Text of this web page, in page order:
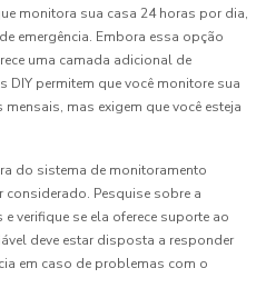
monitora sua casa 24 horas por dia,
emergência. Embora essa opção
uma camada adicional de
permitem que você monitore sua
mas exigem que você esteja
do sistema de monitoramento
Pesquise sobre a
verifique se ela oferece suporte ao
deve estar disposta a responder
em caso de problemas com o